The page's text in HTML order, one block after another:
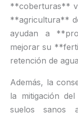
**coberturas**
**agricultura**
ayudan a
mejorar su
retención de
Además, la
la mitigación
suelos sanos